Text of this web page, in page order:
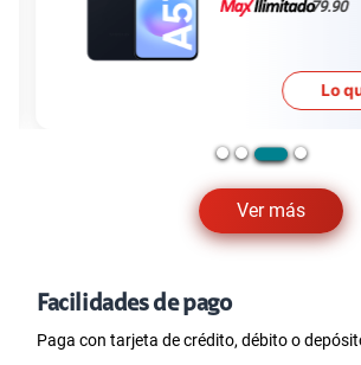
Ver más
79.90
Lo
Facilidades de pago
Paga con tarjeta de crédito, débito o